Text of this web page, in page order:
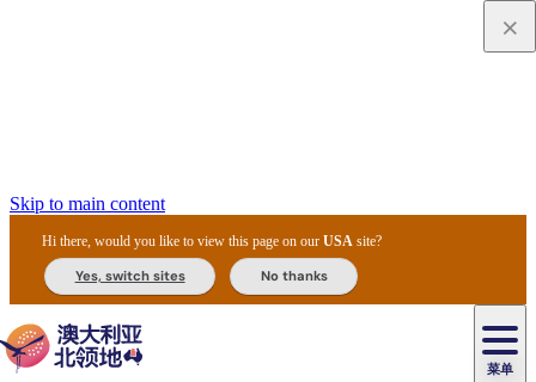
Skip to main content
Hi there, would you like to view this page on ourUSA site?
Yes, switch sites No thanks
菜单